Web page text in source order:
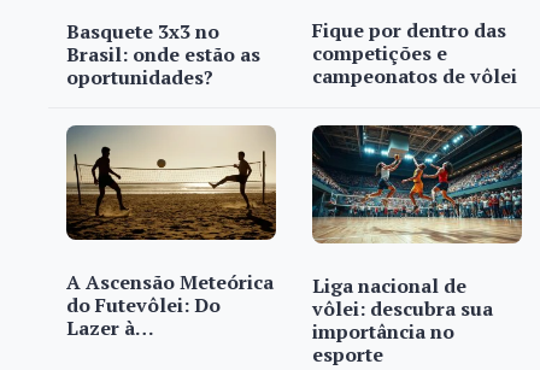
Basquete 3x3 no
Brasil: onde estão as
oportunidades?
Fique por dentro das
competições e
campeonatos de vôlei
A Ascensão Meteórica
do Futevôlei: Do
Lazer à…
Liga nacional de
vôlei: descubra sua
importância no
esporte